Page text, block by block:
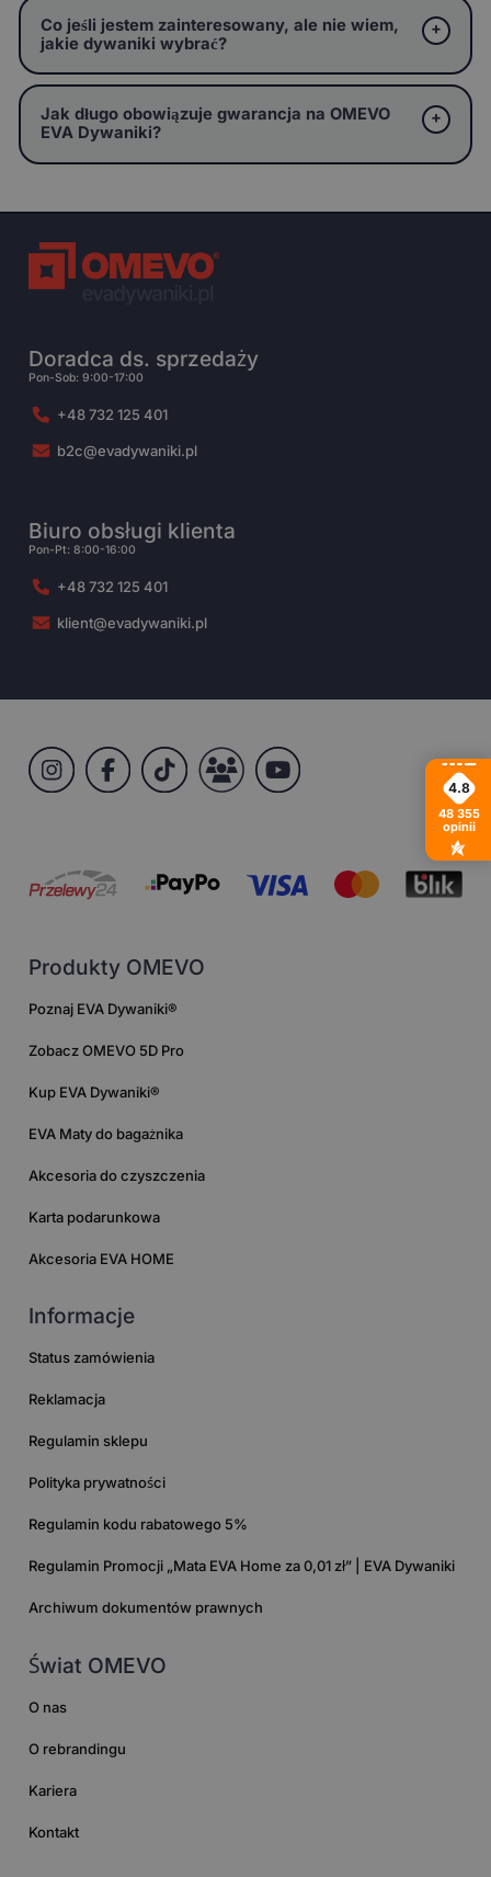
Co jeśli jestem zainteresowany, ale nie wiem,
jakie dywaniki wybrać?
Jak długo obowiązuje gwarancja na OMEVO
EVA Dywaniki?
Doradca ds. sprzedaży
Pon-Sob: 9:00-17:00
+48 732 125 401
b2c@evadywaniki.pl
Biuro obsługi klienta
Pon-Pt: 8:00-16:00
+48 732 125 401
klient@evadywaniki.pl
Produkty OMEVO
Poznaj EVA Dywaniki®
Zobacz OMEVO 5D Pro
Kup EVA Dywaniki®
EVA Maty do bagażnika
Akcesoria do czyszczenia
Karta podarunkowa
Akcesoria EVA HOME
Informacje
Status zamówienia
Reklamacja
Regulamin sklepu
Polityka prywatności
Regulamin kodu rabatowego 5%
Regulamin Promocji „Mata EVA Home za 0,01 zł” | EVA Dywaniki
Archiwum dokumentów prawnych
Świat OMEVO
O nas
O rebrandingu
Kariera
Kontakt
4.8
48 355
opinii